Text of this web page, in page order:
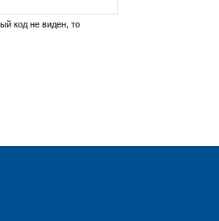
код не виден, то